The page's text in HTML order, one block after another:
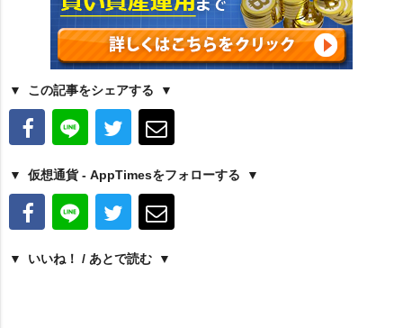
この記事をシェアする
仮想通貨 - AppTimesをフォローする
いいね！ / あとで読む